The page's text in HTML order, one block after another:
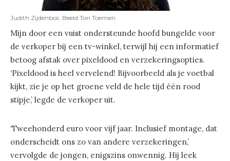
Judith Zijdenbos. Beeld Ton Toemen
Mijn door een vuist ondersteunde hoofd bungelde voor
de verkoper bij een tv-winkel, terwijl hij een informatief
betoog afstak over pixeldood en verzekeringsopties.
‘Pixeldood is heel vervelend! Bijvoorbeeld als je voetbal
kijkt, zie je op het groene veld de hele tijd één rood
stipje,’ legde de verkoper uit.
‘Tweehonderd euro voor vijf jaar. Inclusief montage, dat
onderscheidt ons zo van andere verzekeringen,’
vervolgde de jongen, enigszins onwennig. Hij leek